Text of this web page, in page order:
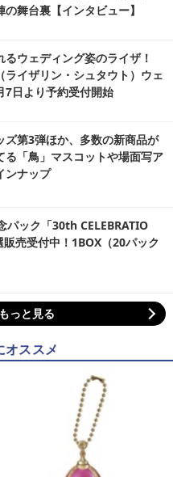
舞台裏【インタビュー】
ウェディング姿のライザ！
ライザリン・シュタウト）ウェ
7日より予約受付開始
ズ第3弾ほか、多数の新商品が
る「鳥」マスコットや場面写ア
ンナップ
パック「30th CELEBRATIO
売受付中！1BOX（20パック
っと見る
オススメ